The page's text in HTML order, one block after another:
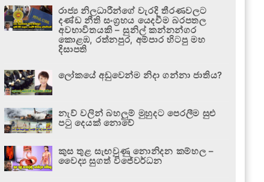
රාජ්‍ය නිලධාරීන්ගේ වැරදි තීරණවලට
දණ්ඩ නීති සංග්‍රහය යෙදවීම බරපතල
අවභාවිතයකි – සුනිල් කන්නන්ගර
කොළඹ, රත්නපුර, අම්පාර හිටපු මහ
දිසාපති
ලෝකයේ අඩුවෙන්ම නිදා ගන්නා ජාතිය?
නැව් වලින් බහලුම් මුහුදට පෙරලීම සුළු
පටු දෙයක් නොවේ
කුස තුළ සැඟවුණු නොනිදන කම්හල –
වෛද්‍ය සුගත් විජේවර්ධන